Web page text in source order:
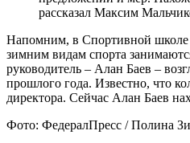
рассказал Максим
Напомним, в Спортивной школе
зимним видам спорта
руководитель – Алан Баев –
прошлого года. Известно, что
директора. Сейчас Алан Баев
Фото: ФедералПресс / Полина